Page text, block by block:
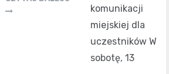
komunikacji
miejskiej dla
uczestników W
sobotę, 13